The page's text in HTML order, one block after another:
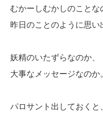
むかーしむかしのことな
昨日のことのように思い
妖精のいたずらなのか、
大事なメッセージなのか
パロサント出しておくと